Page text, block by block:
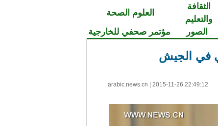
الثقافة
والتعليم
العلوم الصحة
الصور مؤتمر صحفي للخارجية
في الجيش
arabic.news.cn 2015-11-26 22:49:12